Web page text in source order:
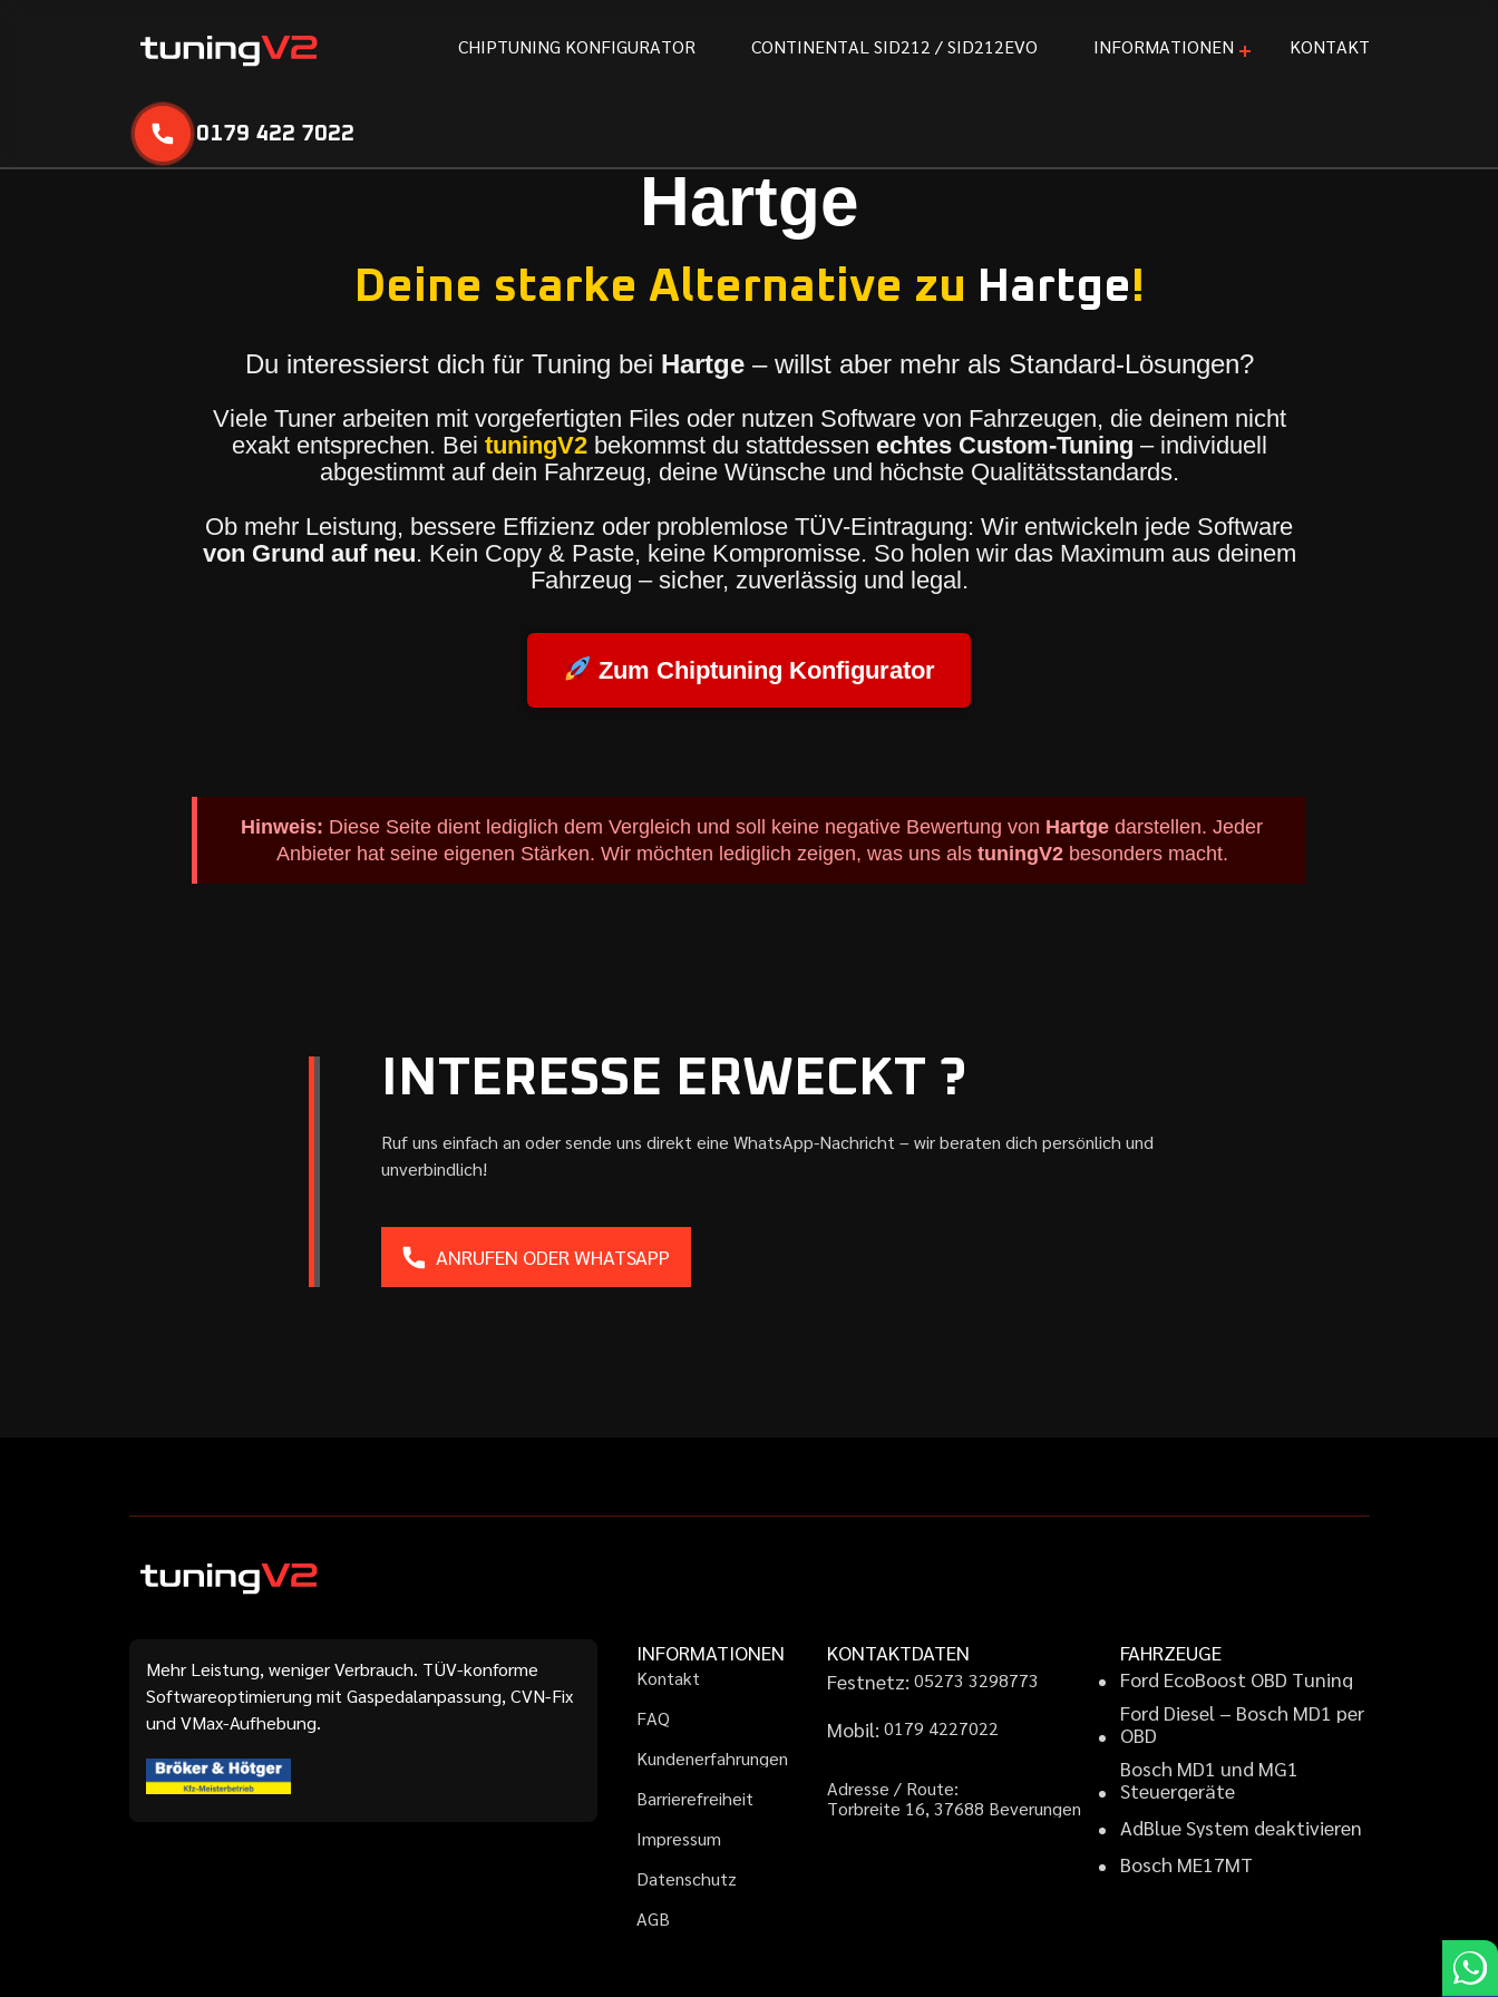
CHIPTUNING KONFIGURATOR CONTINENTAL SID21 2 / SID21 2EVO INFORMATIONEN KONTAKT
0179 422 7022
Hartge
Deine starke Alternative zu Hartge!
Du interessierst dich für Tuning bei Hartge– willst aber mehr als Standard-Lösungen?
Viele Tuner arbeiten mit vorgefertigten Files oder nutzen Software von Fahrzeugen, die deinem nicht
exakt entsprechen. Bei tuningV2bekommst du stattdessen echtes Custom-Tuning – individuell
abgestimmt auf dein Fahrzeug, deine Wünsche und höchste Qualitätsstandards.
Ob mehr Leistung, bessere Effizienz oder problemlose TÜV-Eintragung: Wir entwickeln jede Software
von Grund auf neu. Kein Copy & Paste, keine Kompromisse. So holen wir das Maximum aus deinem
Fahrzeug – sicher, zuverlässig und legal.
Zum Chiptuning Konfigurator
Hinweis: Diese Seite dient lediglich dem Vergleich und soll keine negative Bewertung von Hartge darstellen. Jeder
Anbieter hat seine eigenen Stärken. Wir möchten lediglich zeigen, was uns als tuningV2besonders macht.
INTERESSE ERWECKT ?
Ruf uns einfach an oder sende uns direkt eine WhatsApp-Nachricht – wir beraten dich persönlich und
unverbindlich!
ANRUFEN ODER WHATSAPP
Mehr Leistung, weniger Verbrauch. TÜV-konforme
Softwareoptimierung mit Gaspedalanpassung, CVN-Fix
und VMax-Aufhebung.
INFORMATIONEN
Kontakt
FAQ
Kundenerfahrungen
Barrierefreiheit
Impressum
Datenschutz
AGB
KONTAKTDATEN
Festnetz:05273 3298773
Mobil:01 79 4227022
Adresse / Route:
Torbreite 16, 37688 Beverungen
FAHRZEUGE
Ford EcoBoost OBD Tuning
Ford Diesel – Bosch MD1 per
OBD
Bosch MD1 und MG1
Steuergeräte
AdBlueSystem deaktivieren
Bosch ME17MT